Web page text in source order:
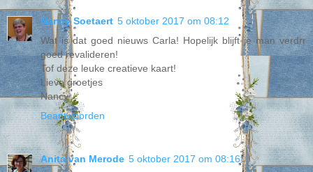
Nancy Soetaert 5 oktober 2017 om 08:12
Wat is dat goed nieuws Carla! Hopelijk blijft je man verdrr
goed revalideren!
Tof deze leuke creatieve kaart!
Lieve groetjes
Nancy
Beantwoorden
Anita van Merode 5 oktober 2017 om 08:16